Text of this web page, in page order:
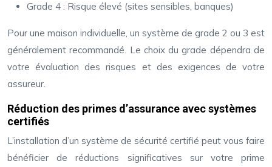
Grade 4 : Risque élevé (sites sensibles, banques)
Pour une maison individuelle, un système de grade 2 ou 3 est
généralement recommandé. Le choix du grade dépendra de
votre évaluation des risques et des exigences de votre
assureur.
Réduction des primes d’assurance avec systèmes
certifiés
L’installation d’un système de sécurité certifié peut vous faire
bénéficier de réductions significatives sur votre prime